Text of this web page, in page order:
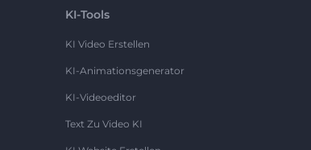
KI-Tools
KI Video Erstellen
KI-Animationsgenerator
KI-Videoeditor
Text Zu Video KI